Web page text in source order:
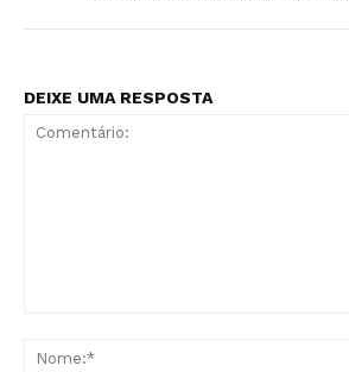
DEIXE UMA RESPOSTA